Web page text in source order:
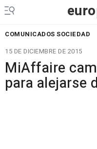
COMUNICADOS SOCIEDAD
15 DE DICIEMBRE DE 2015
MiAffaire
para alejarse